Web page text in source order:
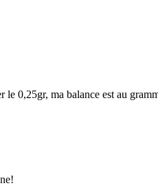
le 0,25gr, ma balance est au